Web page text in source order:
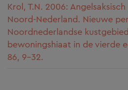
Krol, T.N. 2006:
Noord‐Nederland. Nieuwe
Noordnederlandse
bewoningshiaat in de vierde
86, 9-32.